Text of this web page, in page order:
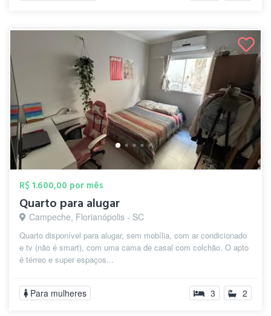
R$ 1.600,00 por mês
Quarto para alugar
Campeche, Florianópolis - SC
Quarto disponível para alugar, sem mobília, com ar condicionado
e tv (não é smart), com uma cama de casal com colchão. O apto
é térreo e super espaços...
Para mulheres 3 2